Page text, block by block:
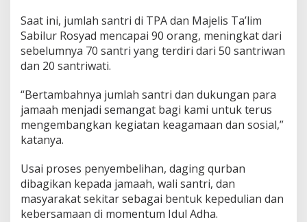
Saat ini, jumlah santri di TPA dan Majelis Ta’lim
Sabilur Rosyad mencapai 90 orang, meningkat dari
sebelumnya 70 santri yang terdiri dari 50 santriwan
dan 20 santriwati.
“Bertambahnya jumlah santri dan dukungan para
jamaah menjadi semangat bagi kami untuk terus
mengembangkan kegiatan keagamaan dan sosial,”
katanya.
Usai proses penyembelihan, daging qurban
dibagikan kepada jamaah, wali santri, dan
masyarakat sekitar sebagai bentuk kepedulian dan
kebersamaan di momentum Idul Adha.